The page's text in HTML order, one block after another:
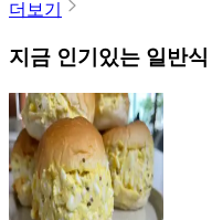
더보기
지금 인기있는 일반식